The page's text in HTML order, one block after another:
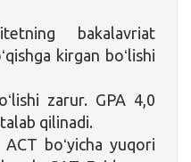
bakalavriat
kirgan boʻlishi
zarur. GPA 4,0
qilinadi.
boʻyicha yuqori